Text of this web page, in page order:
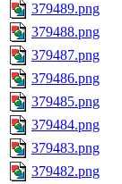
379489.png
379488.png
379487.png
379486.png
379485.png
379484.png
379483.png
379482.png